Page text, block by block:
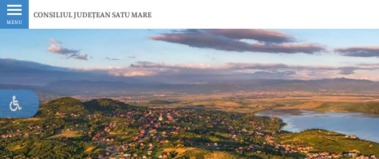
MENU
CONSILIUL JUDEȚEAN SATU MARE